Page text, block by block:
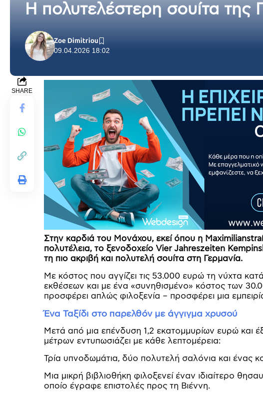
Η πολυτελέστερη σουίτα της
09.04.2026 18:02
Zoe Dimitriou
SHARE
Στην καρδιά του Μονάχου, εκεί όπου η
πολυτέλεια, το ξενοδοχείο Vier Jahreszeiten
τη πιο ακριβή και πολυτελή σουίτα στη Γερμανία.
Με κόστος που αγγίζει τις 53.000 ευρώ τη νύχτα
εκθέσεων και με ένα «συνηθισμένο» κόστος των
προσφέρει απλώς φιλοξενία – προσφέρει μια
Ένα Ταξίδι στο παρελθόν με άγγιγμα χρυσού
Μετά από μια επένδυση 1,2 εκατομμυρίων ευρώ και
μέτρων εντυπωσιάζει με κάθε λεπτομέρεια:
Τρία υπνοδωμάτια, δύο πολυτελή σαλόνια και ένας
Μια μικρή βιβλιοθήκη φιλοξενεί έναν ιδιαίτερο
οποίο έγραφε επιστολές προς τη Βιέννη.